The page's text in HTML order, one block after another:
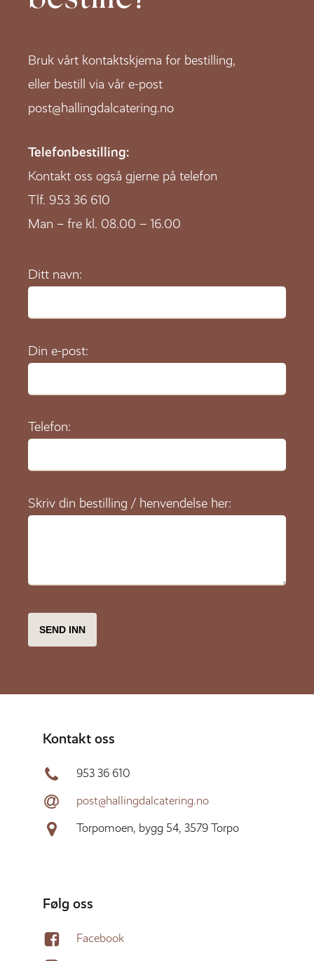
Bruk vårt kontaktskjema for bestilling,
eller bestill via vår e-post
post@hallingdalcatering.no
Telefonbestilling:
Kontakt oss også gjerne på telefon
Tlf. 953 36 610
Man – fre kl. 08.00 – 16.00
Ditt navn:
Din e-post:
Telefon:
Skriv din bestilling / henvendelse her:
Kontakt oss
953 36 610
post@hallingdalcatering.no
Torpomoen, bygg 54, 3579 Torpo
Følg oss
Facebook